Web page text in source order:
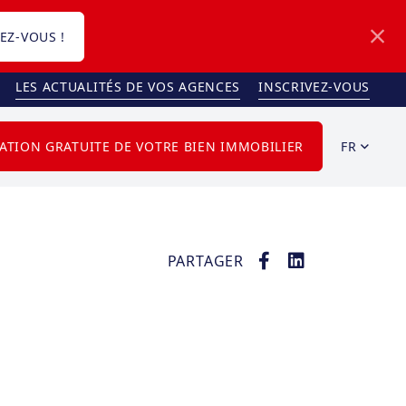
VOUS !
LES ACTUALITÉS DE VOS AGENCES INSCRIVEZ-VOUS
GRATUITE DE VOTRE BIEN IMMOBILIER FR
PARTAGER